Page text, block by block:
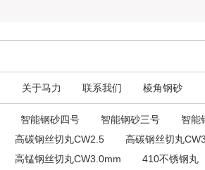
关于马力 联系我们 棱角钢砂
智能钢砂四号 智能钢砂三号 智能
高碳钢丝切丸CW2.5 高碳钢丝切丸
高锰钢丝切丸CW3.0mm 410不锈钢丸